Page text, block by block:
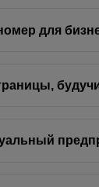
для